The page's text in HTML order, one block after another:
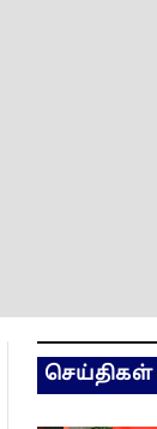
செய்திகள்